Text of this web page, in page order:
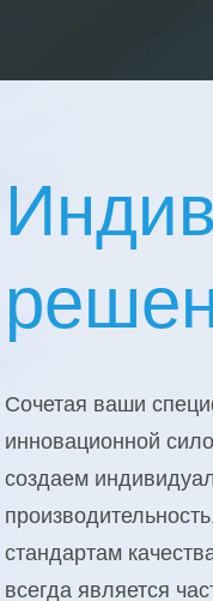
Сочетая ваши
инновационной
создаем
стандартам
всегда является